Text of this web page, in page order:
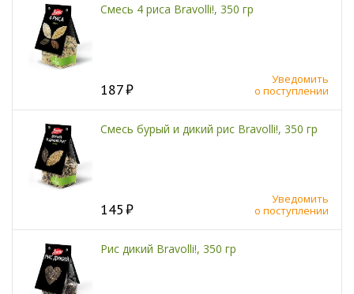
Смесь 4 риса Bravolli!, 350 гр
187
Уведомить
о поступлении
Смесь бурый и дикий рис Bravolli!, 350 гр
145
Уведомить
о поступлении
Рис дикий Bravolli!, 350 гр